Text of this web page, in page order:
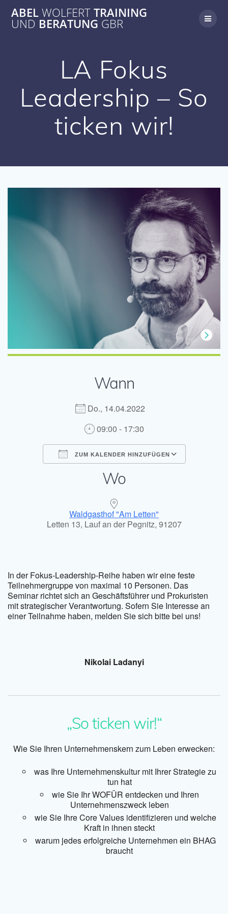
Inhalt
springen
ABELWOLFERTTRAINING
UND BERATUNG GBR
LA Fokus
Leadership – So
ticken wir!
Wann
Do., 14.04.2022
09:00 - 17:30
ZUM KALENDER HINZUFÜGEN
ICS herunterladenWo
Waldgasthof "Am Letten"
Letten 13, Lauf an der Pegnitz, 91207
In der Fokus-Leadership-Reihe haben wir eine feste
Teilnehmergruppe von maximal 10 Personen. Das
Seminar richtet sich an Geschäftsführer und Prokuristen
mit strategischer Verantwortung. Sofern Sie Interesse an
einer Teilnahme haben, melden Sie sich bitte bei uns!
Nikolai Ladanyi
„So ticken wir!“
Wie Sie Ihren Unternehmenskern zum Leben erwecken:
was Ihre Unternehmenskultur mit Ihrer Strategie zu
tun hat
wie Sie Ihr WOFÜR entdecken und Ihren
Unternehmenszweck leben
wie Sie Ihre Core Values identifizieren und welche
Kraft in ihnen steckt
warum jedes erfolgreiche Unternehmen ein BHAG
braucht